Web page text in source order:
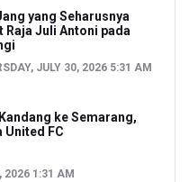
yang Seharusnya
Raja Juli Antoni pada
JULY 30, 2026 5:31 AM
ke Semarang,
United FC
2026 1:31 AM